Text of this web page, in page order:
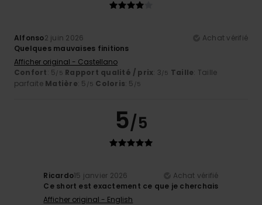
Alfonso2 juin 2026
Achat vérifié
Quelques mauvaises finitions
Afficher original - Castellano
Confort: 5/5 Rapport qualité / prix: 3/5 Taille: Taille
parfaite Matière: 5 /5 Coloris: 5 /5
5/5
Ricardo15 janvier 2026
Achat vérifié
Ce short est exactement ce que je cherchais
Afficher original - English